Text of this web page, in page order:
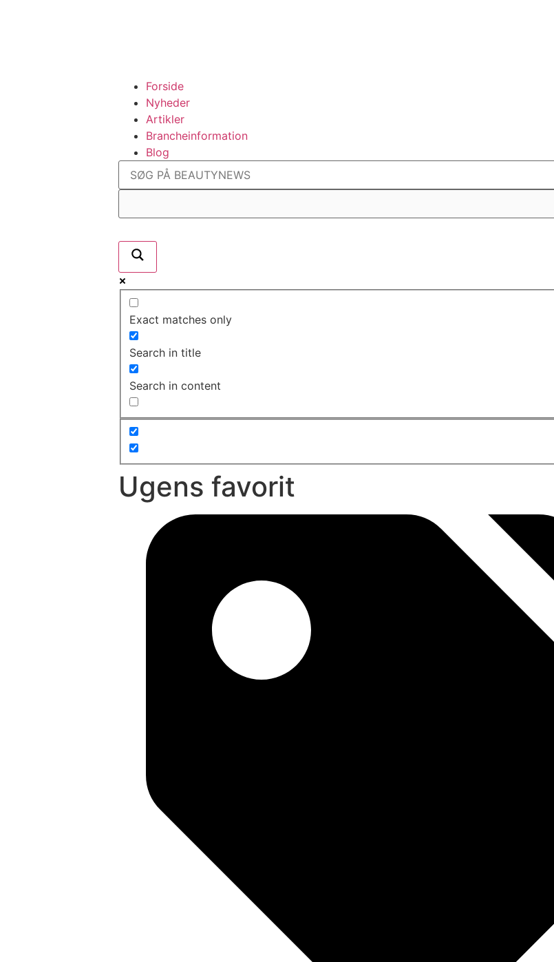
Forside
Nyheder
Artikler
Brancheinformation
Blog
Exact matches only
Search in title
Search in content
Ugens favorit